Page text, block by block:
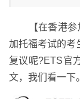
【在香港参加
加托福考试的考
复议呢?ETS官
文，我们看一下。